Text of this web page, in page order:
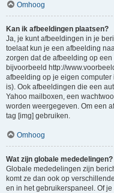
Omhoog
Kan ik afbeeldingen plaatsen?
Ja, je kunt afbeeldingen in je
toelaat kun je een afbeelding
zorgen dat de afbeelding op
bijvoorbeeld http://
afbeelding op je eigen
is). Ook afbeeldingen die een
Yahoo mailboxen, een
worden weergegeven. Om een
tag [img] gebruiken.
Omhoog
Wat zijn globale mededelingen?
Globale mededelingen zijn
komt ze dan ook op
en in het gebruikerspaneel. Of